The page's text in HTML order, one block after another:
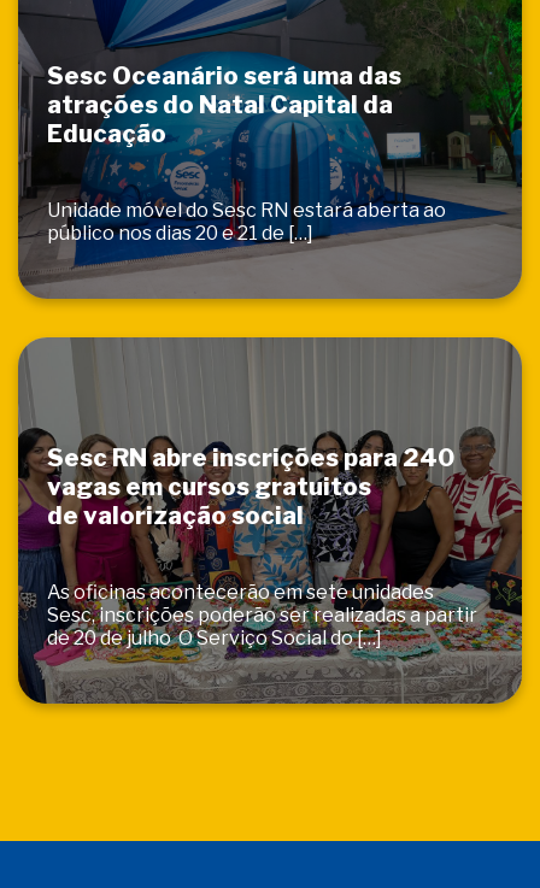
Sesc Oceanário será uma das
atrações do Natal Capital da
Educação
Unidade móvel do Sesc RN estará aberta ao
público nos dias 20 e 21 de […]
Sesc RN abre inscrições para 240
vagas em cursos gratuitos
de valorização social
As oficinas acontecerão em sete unidades
Sesc, inscrições poderão ser realizadas a partir
de 20 de julho O Serviço Social do […]